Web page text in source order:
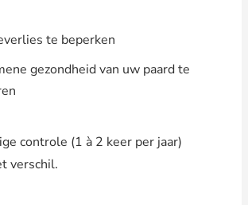
te beperken
gezondheid van uw paard te
controle (1 à 2 keer per jaar)
verschil.